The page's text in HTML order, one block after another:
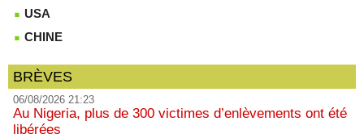
USA
CHINE
BRÈVES
06/08/2026 21:23
Au Nigeria, plus de 300 victimes d’enlèvements ont été
libérées